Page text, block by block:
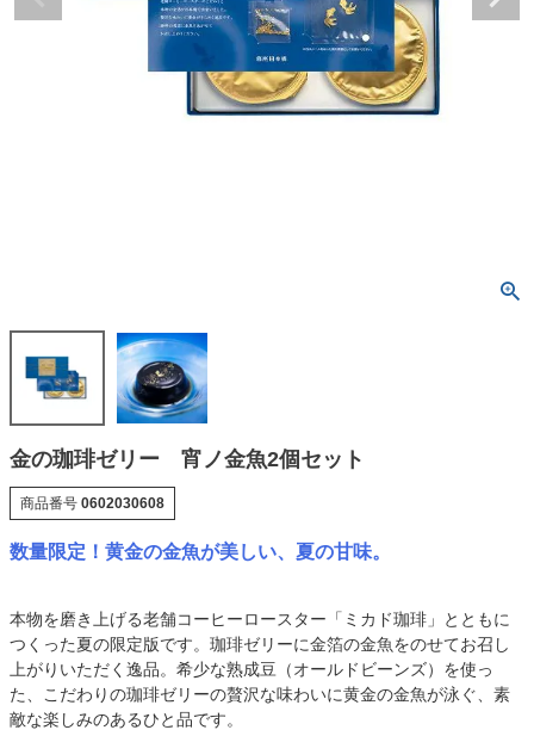
金の珈琲ゼリー 宵ノ金魚2個セット
商品番号 0602030608
数量限定！黄金の金魚が美しい、夏の甘味。
本物を磨き上げる老舗コーヒーロースター「ミカド珈琲」とともに
つくった夏の限定版です。珈琲ゼリーに金箔の金魚をのせてお召し
上がりいただく逸品。希少な熟成豆（オールドビーンズ）を使っ
た、こだわりの珈琲ゼリーの贅沢な味わいに黄金の金魚が泳ぐ、素
敵な楽しみのあるひと品です。